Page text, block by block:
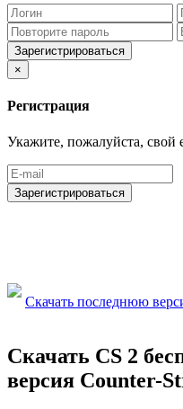
Зарегистрироваться
×
Регистрация
Укажите, пожалуйста, свой
Зарегистрироваться
Скачать последнюю
Скачать CS 2
версия Counter-